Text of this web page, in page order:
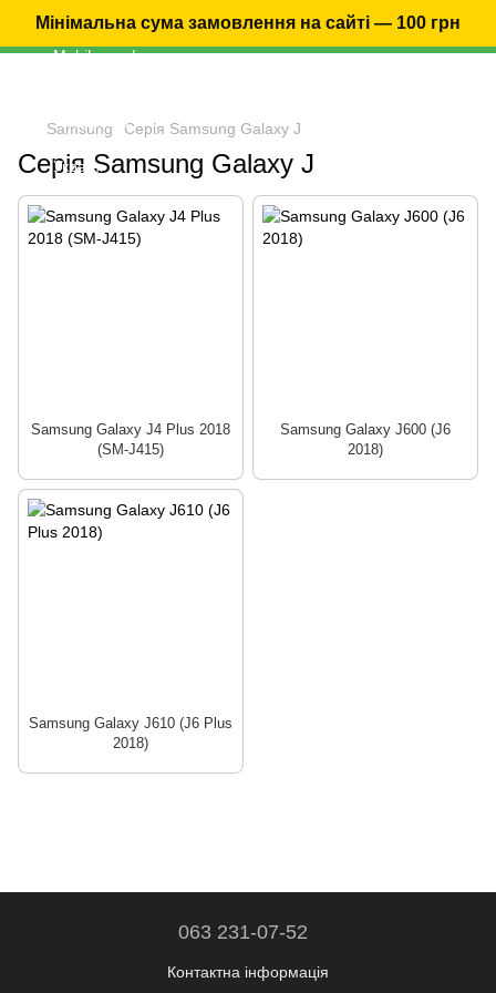
Мінімальна сума замовлення на сайті — 100 грн
Samsung Серія Samsung Galaxy J
Серія Samsung Galaxy J
Samsung Galaxy J4 Plus 2018
(SM-J415)
Samsung Galaxy J600 (J6
2018)
Samsung Galaxy J610 (J6 Plus
2018)
063 231-07-52
Контактна інформація